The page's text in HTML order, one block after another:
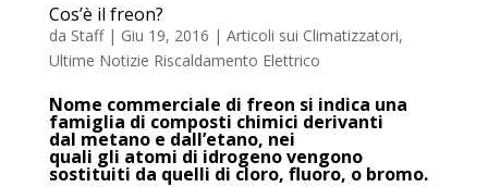
Cos’è il freon?
da Staff| Giu 19, 2016 | Articoli sui Climatizzatori,
Ultime Notizie Riscaldamento Elettrico
Nome commerciale di freon si indica una
famiglia di composti chimici derivanti
dal metano e dall’etano, nei
quali gli atomi di idrogeno vengono
sostituiti da quelli di cloro, fluoro, o bromo.